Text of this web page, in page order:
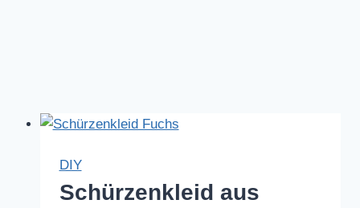
DIY
Schürzenkleid aus